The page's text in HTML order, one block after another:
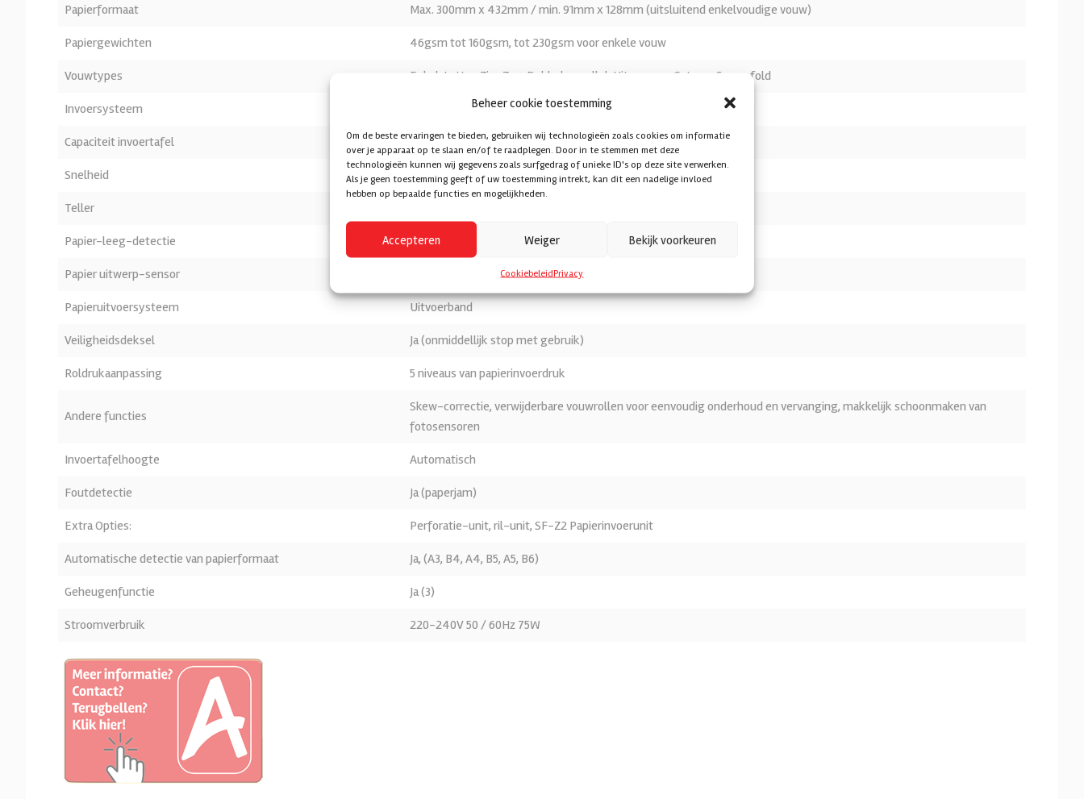
Beheer cookie toestemming
Om de beste ervaringen te bieden, gebruiken wij technologieën zoals cookies om informatie
over je apparaat op te slaan en/of te raadplegen. Door in te stemmen met deze
technologieën kunnen wij gegevens zoals surfgedrag of unieke ID's op deze site verwerken.
Als je geen toestemming geeft of uw toestemming intrekt, kan dit een nadelige invloed
hebben op bepaalde functies en mogelijkheden.
Accepteren Weiger Bekijk voorkeuren
CookiebeleidPrivacy
Papierformaat Max. 300mm x 432mm / min. 91mm x 128mm (uitsluitend enkelvoudige vouw)
Papiergewichten 46gsm tot 160gsm, tot 230gsm voor enkele vouw
Vouwtypes Enkel, Letter, Zig-Zag, Dubbel-parallel, Uitvouwen, Gate en Cross-fold
Invoersysteem Frictie, 3 rubberen rollen
Capaciteit invoertafel 500 vel papier van 64 gsm/400 vel 80 gsm
Snelheid 3.240-14.400 vellen/u.
Teller
Papier-leeg-detectie Ja
Papier uitwerp-sensor
Papieruitvoersysteem Uitvoerband
Veiligheidsdeksel Ja (onmiddellijk stop met gebruik)
Roldrukaanpassing 5 niveaus van papierinvoerdruk
Andere functies
Skew-correctie, verwijderbare vouwrollen voor eenvoudig onderhoud en vervanging, makkelijk schoonmaken van
fotosensoren
Invoertafelhoogte Automatisch
Foutdetectie Ja (paperjam)
Extra Opties: Perforatie-unit, ril-unit, SF-Z2 Papierinvoerunit
Automatische detectie van papierformaat Ja, (A3, B4, A4, B5, A5, B6)
Geheugenfunctie Ja (3)
Stroomverbruik 220-240V 50 / 60Hz 75W